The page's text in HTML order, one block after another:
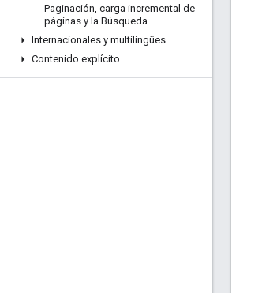
Paginación, carga incremental de
páginas y la Búsqueda
Internacionales y multilingües
Contenido explícito